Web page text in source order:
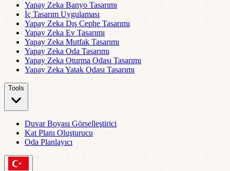
Yapay Zeka Banyo Tasarımı
İç Tasarım Uygulaması
Yapay Zeka Dış Cephe Tasarımı
Yapay Zeka Ev Tasarımı
Yapay Zeka Mutfak Tasarımı
Yapay Zeka Oda Tasarımı
Yapay Zeka Oturma Odası Tasarımı
Yapay Zeka Yatak Odası Tasarımı
Tools
Duvar Boyası Görselleştirici
Kat Planı Oluşturucu
Oda Planlayıcı